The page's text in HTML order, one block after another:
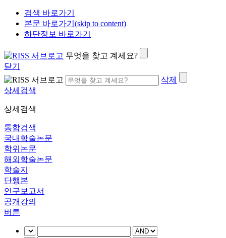
검색 바로가기
본문 바로가기(skip to content)
하단정보 바로가기
무엇을 찾고 계세요?
닫기
삭제
상세검색
상세검색
통합검색
국내학술논문
학위논문
해외학술논문
학술지
단행본
연구보고서
공개강의
버튼